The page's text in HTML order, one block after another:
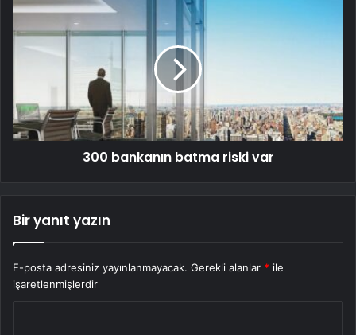
300 bankanın batma riski var
Bir yanıt yazın
E-posta adresiniz yayınlanmayacak. Gerekli alanlar * ile
işaretlenmişlerdir